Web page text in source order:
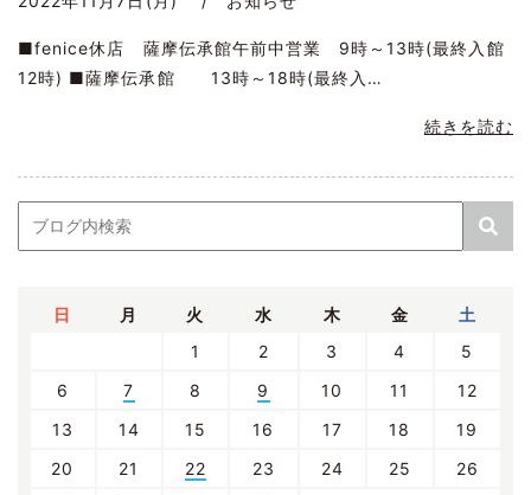
■fenice休店 薩摩伝承館午前中営業 9時～13時(最終入館
12時) ■薩摩伝承館 13時～18時(最終入…
続きを読む
日 月 火 水 木 金 土
1 2 3 4
5
6
7 8 9 10 11
12
13
14 15 16 17 18
19
20
21 22 23 24 25
26